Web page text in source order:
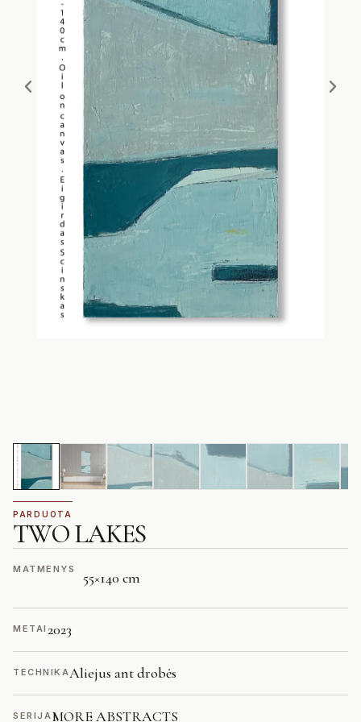
PARDUOTA
TWO LAKES
MATMENYS 55×140 cm
METAI 2023
TECHNIKAAliejus ant drobės
SERIJA MORE ABSTRACTS